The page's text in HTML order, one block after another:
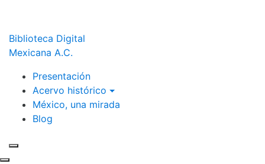
Biblioteca Digital
Mexicana A.C.
Presentación
Acervo histórico
México, una mirada
Blog